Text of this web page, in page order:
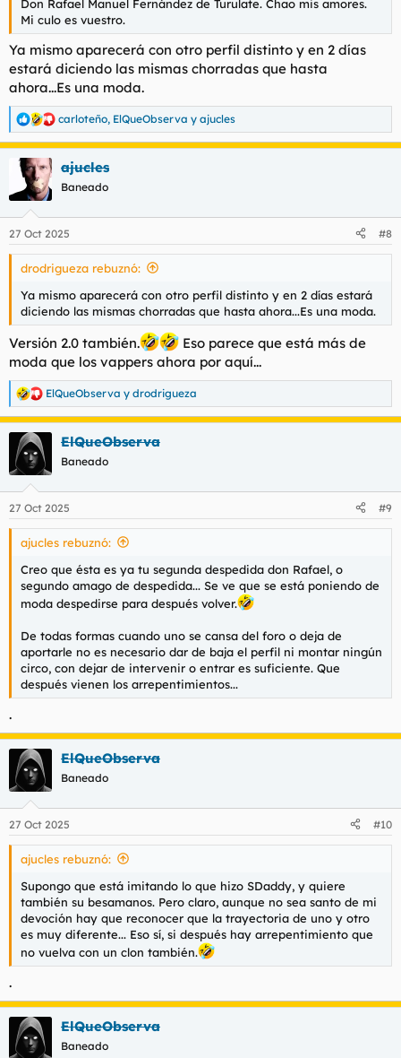
Don Rafael Manuel Fernández de Turulate. Chao mis amores.
Mi culo es vuestro.
Ya mismo aparecerá con otro perfil distinto y en 2 días
estará diciendo las mismas chorradas que hasta
ahora...Es una moda.
R
e
a
c
i
e
s
carloteño, ElQueObserva y ajucles
ajucles
Baneado
27 Oct 2025 #8
drodrigueza rebuznó:
Ya mismo aparecerá con otro perfil distinto y en 2 días estará
diciendo las mismas chorradas que hasta ahora...Es una moda.
Versión 2.0 también.
Eso parece que está más de
moda que los vappers ahora por aquí...
R
e
a
c
c
i
e
s
ElQueObserva y drodrigueza
ElQueObserva
Baneado
27 Oct 2025 #9
ajucles rebuznó:
Creo que ésta es ya tu segunda despedida don Rafael, o
segundo amago de despedida... Se ve que se está poniendo de
moda despedirse para después volver.
De todas formas cuando uno se cansa del foro o deja de
aportarle no es necesario dar de baja el perfil ni montar ningún
circo, con dejar de intervenir o entrar es suficiente. Que
después vienen los arrepentimientos...
.
ElQueObserva
Baneado
27 Oct 2025 #10
ajucles rebuznó:
Supongo que está imitando lo que hizo SDaddy, y quiere
también su besamanos. Pero claro, aunque no sea santo de mi
devoción hay que reconocer que la trayectoria de uno y otro
es muy diferente... Eso sí, si después hay arrepentimiento que
no vuelva con un clon también.
.
ElQueObserva
Baneado